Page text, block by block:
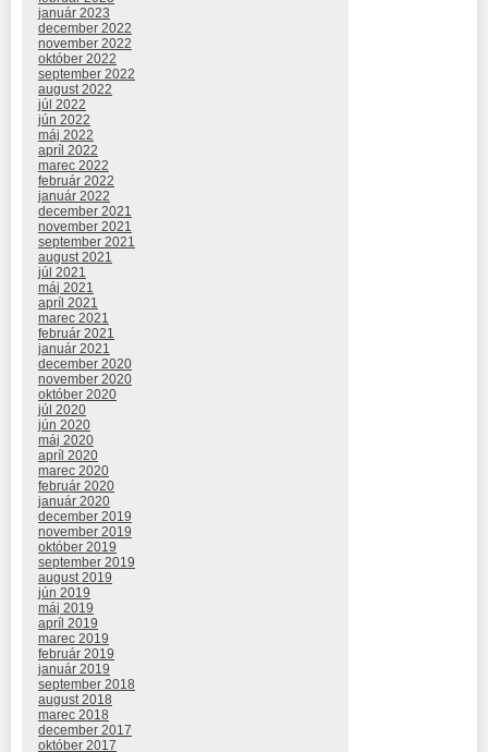
január 2023
december 2022
november 2022
október 2022
september 2022
august 2022
júl 2022
jún 2022
máj 2022
apríl 2022
marec 2022
február 2022
január 2022
december 2021
november 2021
september 2021
august 2021
júl 2021
máj 2021
apríl 2021
marec 2021
február 2021
január 2021
december 2020
november 2020
október 2020
júl 2020
jún 2020
máj 2020
apríl 2020
marec 2020
február 2020
január 2020
december 2019
november 2019
október 2019
september 2019
august 2019
jún 2019
máj 2019
apríl 2019
marec 2019
február 2019
január 2019
september 2018
august 2018
marec 2018
december 2017
október 2017